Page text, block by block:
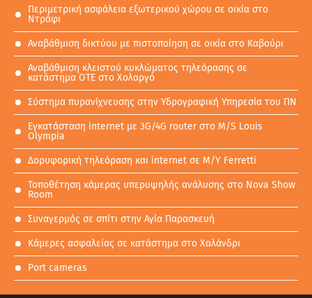
Περιμετρική ασφάλεια εξωτερικού χώρου σε οικία στο
Ντράφι
Αναβάθμιση δικτύου με πιστοποίηση σε oικία στο Καβούρι
Αναβάθμιση κλειστού κυκλώματος τηλεόρασης σε
κατάστημα ΟΤΕ στο Χολαργό
Σύστημα πυρανίχνευσης στην Υδρογραφική Υπηρεσία του ΠΝ
Εγκατάσταση internet με 3G/4G router στο M/S Louis
Olympia
Δορυφορική τηλεόραση και internet σε M/Y Ferretti
Τοποθέτηση κάμερας υπερυψηλής ανάλυσης στο Nova Show
Room
Συναγερμός σε σπίτι στην Αγία Παρασκευή
Κάμερες ασφαλείας σε κατάστημα στο Χαλάνδρι
Port cameras